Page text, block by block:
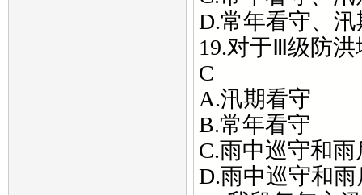
D.常年看守、
19.对于Ⅲ级防
C
A.汛期看守
B.常年看守
C.雨中巡守和
D.雨中巡守和